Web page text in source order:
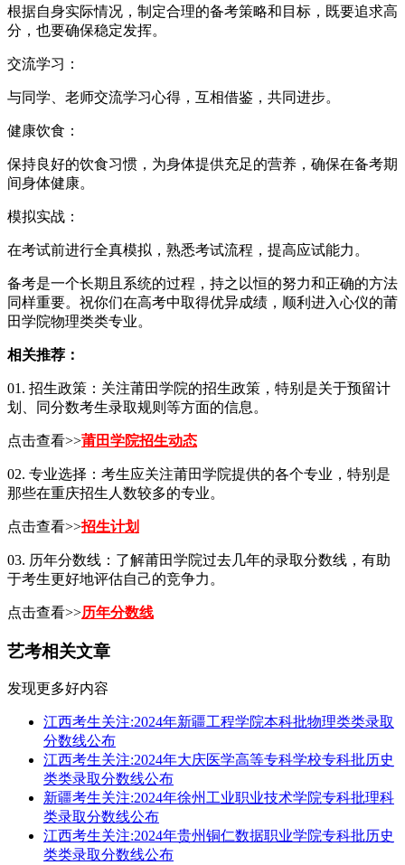
根据自身实际情况，制定合理的备考策略和目标，既要追求高
分，也要确保稳定发挥。
交流学习：
与同学、老师交流学习心得，互相借鉴，共同进步。
健康饮食：
保持良好的饮食习惯，为身体提供充足的营养，确保在备考期
间身体健康。
模拟实战：
在考试前进行全真模拟，熟悉考试流程，提高应试能力。
备考是一个长期且系统的过程，持之以恒的努力和正确的方法
同样重要。祝你们在高考中取得优异成绩，顺利进入心仪的莆
田学院物理类类专业。
相关推荐：
01. 招生政策：关注莆田学院的招生政策，特别是关于预留计
划、同分数考生录取规则等方面的信息。
点击查看>>莆田学院招生动态
02. 专业选择：考生应关注莆田学院提供的各个专业，特别是
那些在重庆招生人数较多的专业。
点击查看>>招生计划
03. 历年分数线：了解莆田学院过去几年的录取分数线，有助
于考生更好地评估自己的竞争力。
点击查看>>历年分数线
艺考相关文章
发现更多好内容
江西考生关注:2024年新疆工程学院本科批物理类类录取
分数线公布
江西考生关注:2024年大庆医学高等专科学校专科批历史
类类录取分数线公布
新疆考生关注:2024年徐州工业职业技术学院专科批理科
类录取分数线公布
江西考生关注:2024年贵州铜仁数据职业学院专科批历史
类类录取分数线公布